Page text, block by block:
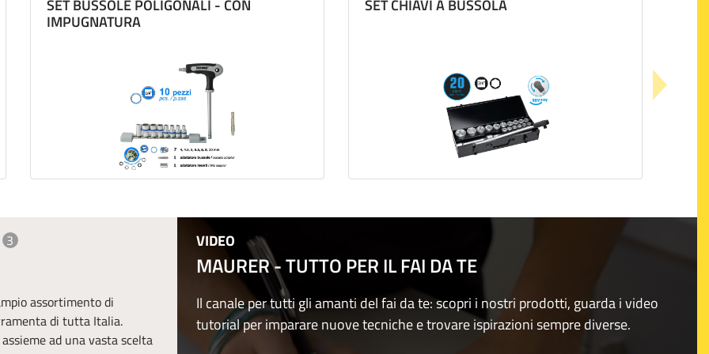
SET BUSSOLE POLIGONALI - CON
IMPUGNATURA
SET CHIAVI A BUSSOLA
3
assortimento di
di tutta Italia.
ad una vasta scelta
VIDEO
MAURER - TUTTO PER IL FAI DA TE
Il canale per tutti gli amanti del fai da te: scopri i nostri prodotti, guarda i video
tutorial per imparare nuove tecniche e trovare ispirazioni sempre diverse.